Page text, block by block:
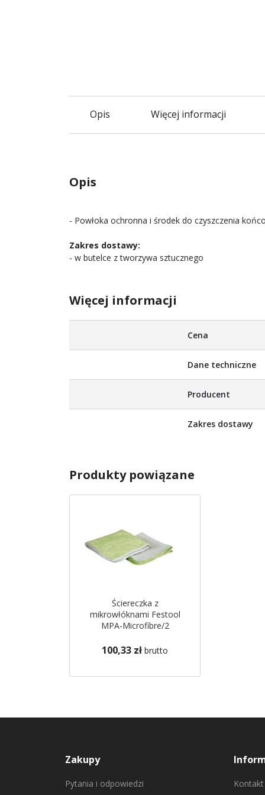
Opis Więcej informacji
Opis
- Powłoka ochronna i środek do czyszczenia
Zakres dostawy:
- w butelce z tworzywa sztucznego
Więcej informacji
Cena
Dane techniczne
Producent
Zakres dostawy
Produkty powiązane
Ściereczka z
mikrowłóknami Festool
MPA-Microfibre/2
100,33 zł brutto
Zakupy
Pytania i odpowiedzi Kontakt